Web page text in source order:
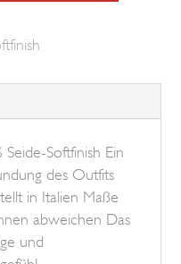
Softfinish Ein
des Outfits
in Italien Maße
abweichen Das
und